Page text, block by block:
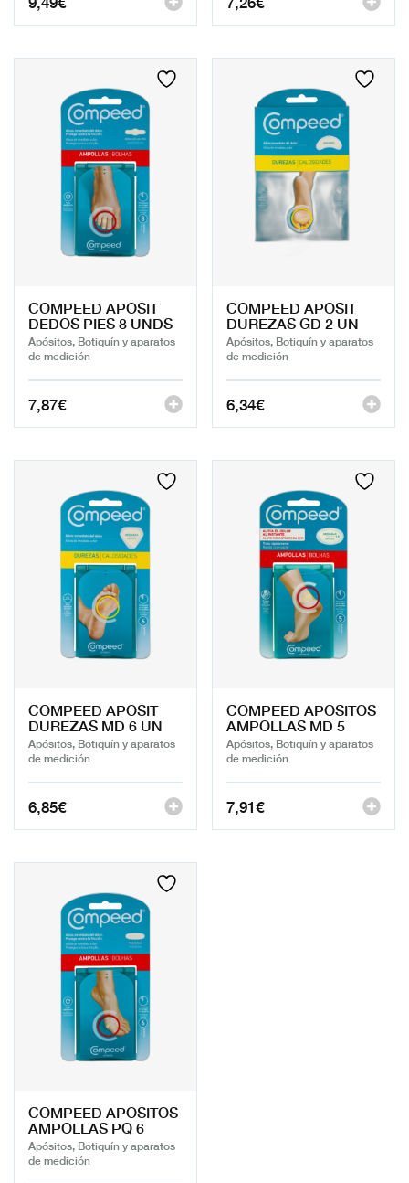
COMPEED APOSIT
DEDOS PIES 8 UNDS
Apósitos, Botiquín y aparatos
de medición
7,87€
COMPEED APOSIT
DUREZAS GD 2 UN
Apósitos, Botiquín y aparatos
de medición
6,34€
COMPEED APOSIT
DUREZAS MD 6 UN
Apósitos, Botiquín y aparatos
de medición
6,85€
COMPEED APOSITOS
AMPOLLAS MD 5
Apósitos, Botiquín y aparatos
de medición
7,91€
COMPEED APOSITOS
AMPOLLAS PQ 6
Apósitos, Botiquín y aparatos
de medición